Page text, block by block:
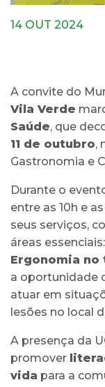
14 OUT 2024
A convite do
Vila Verde
Saúde, que
11 de outubro,
Gastronomia e
Durante o
entre as 10h e
seus serviços,
áreas essenciais:
Ergonomia no
a oportunidade
atuar em
lesões no local
A presença da
promover
vida para a